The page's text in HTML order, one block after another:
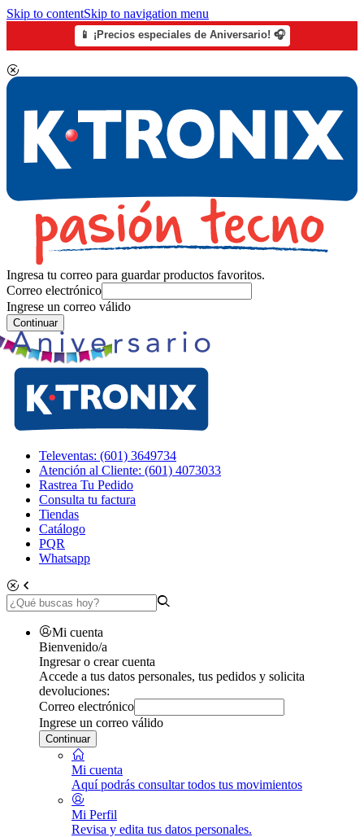
Skip to contentSkip to navigation menu
📱 ¡Precios especiales de Aniversario! 🎧
Ingresa tu correo para guardar productos favoritos.
Correo electrónico
Ingrese un correo válido
Continuar
Televentas: (601) 3649734
Atención al Cliente: (601) 4073033
Rastrea Tu Pedido
Consulta tu factura
Tiendas
Catálogo
PQR
Whatsapp
Mi cuenta
Bienvenido/a
Ingresar o crear cuenta
Accede a tus datos personales, tus pedidos y solicita
devoluciones:
Correo electrónico
Ingrese un correo válido
Continuar
Mi cuenta
Aquí podrás consultar todos tus movimientos
Mi Perfil
Revisa y edita tus datos personales.